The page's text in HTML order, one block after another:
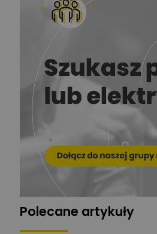
Krzysztof
EL-ROJ
Ekspert
Automatyk/Elektryk/Mana
ger
Ekspert
Polecane artykuły